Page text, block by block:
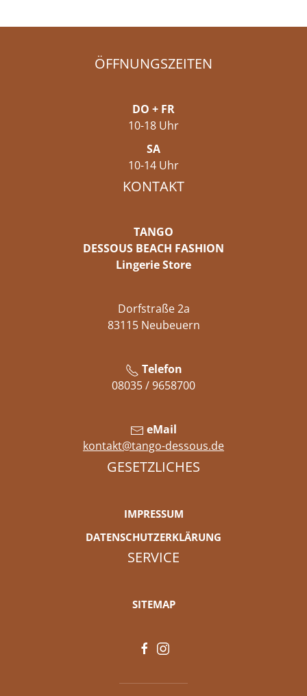
ÖFFNUNGSZEITEN
DO + FR
10-18 Uhr
SA
10-14 Uhr
KONTAKT
TANGO
DESSOUS BEACH FASHION
Lingerie Store
Dorfstraße 2a
83115 Neubeuern
Telefon
08035 / 9658700
eMail
kontakt@tango-dessous.de
GESETZLICHES
IMPRESSUM
DATENSCHUTZERKLÄRUNG
SERVICE
SITEMAP